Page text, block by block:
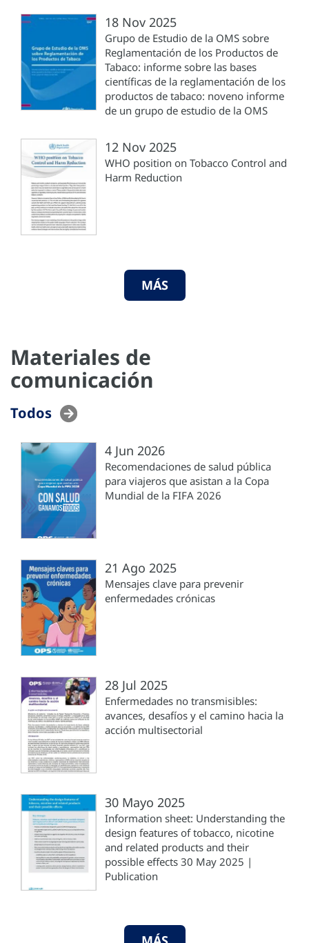
18 Nov 2025
Grupo de Estudio de la OMS sobre
Reglamentación de los Productos de
Tabaco: informe sobre las bases
científicas de la reglamentación de los
productos de tabaco: noveno informe
de un grupo de estudio de la OMS
12 Nov 2025
WHO position on Tobacco Control and
Harm Reduction
MÁS
Materiales de
comunicación
Todos
4 Jun 2026
Recomendaciones de salud pública
para viajeros que asistan a la Copa
Mundial de la FIFA 2026
21 Ago 2025
Mensajes clave para prevenir
enfermedades crónicas
28 Jul 2025
Enfermedades no transmisibles:
avances, desafíos y el camino hacia la
acción multisectorial
30 Mayo 2025
Information sheet: Understanding the
design features of tobacco, nicotine
and related products and their
possible effects 30 May 2025 |
Publication